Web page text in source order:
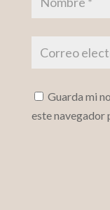
Guarda mi
este navegador